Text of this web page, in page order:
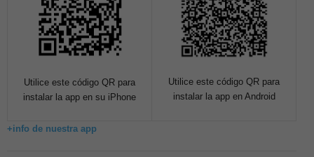
Utilice este código QR para
instalar la app en su iPhone
Utilice este código QR para
instalar la app en Android
+info de nuestra app